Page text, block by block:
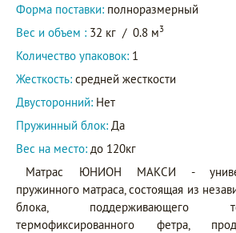
Форма поставки: полноразмерный
Вес и объем : 32 кг / 0.8 м3
Количество упаковок: 1
Жесткость: средней жесткости
Двусторонний: Нет
Пружинный блок: Да
Вес на место: до 120кг
Матрас ЮНИОН МАКСИ -
пружинного матраса, состоящая из
блока, поддерживающего
термофиксированного фетра,